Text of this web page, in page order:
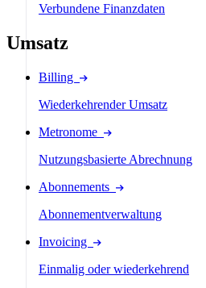
Verbundene Finanzdaten
Umsatz
Billing
Wiederkehrender Umsatz
Metronome
Nutzungsbasierte Abrechnung
Abonnements
Abonnementverwaltung
Invoicing
Einmalig oder wiederkehrend